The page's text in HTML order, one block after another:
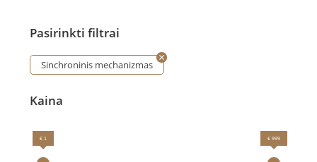
Pasirinkti filtrai
Sinchroninis mechanizmas
Kaina
€ 1 € 999